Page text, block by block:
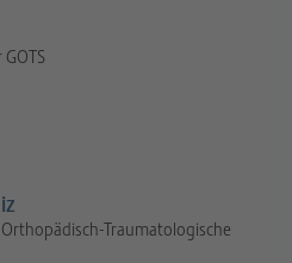
Traumatologische